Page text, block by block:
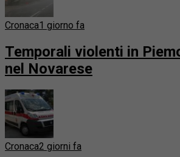
Cronaca1 giorno fa
Temporali violenti in
nel Novarese
Cronaca2 giorni fa